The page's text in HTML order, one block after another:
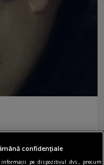
confidențiale
pe dispozitivul dvs., precum